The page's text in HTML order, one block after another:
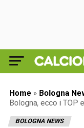
Home » Bologna
Bologna, ecco i TOP
BOLOGNA NEWS